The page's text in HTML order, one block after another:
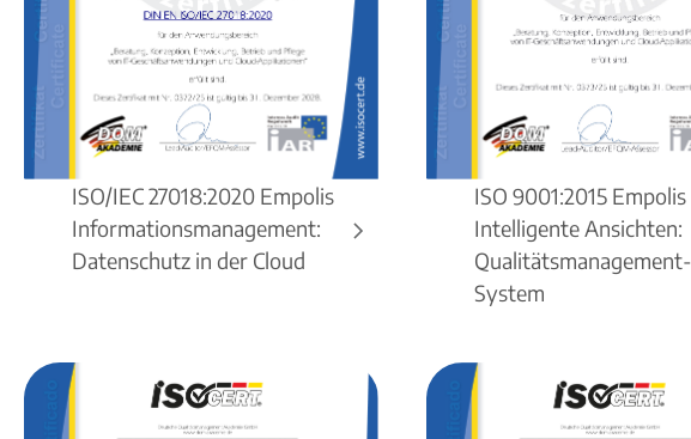
ISO/IEC 27018:2020 Empolis
Informationsmanagement:
Datenschutz in der Cloud
ISO 9001:2015 Empolis
Intelligente Ansichten:
Qualitätsmanagement-
System